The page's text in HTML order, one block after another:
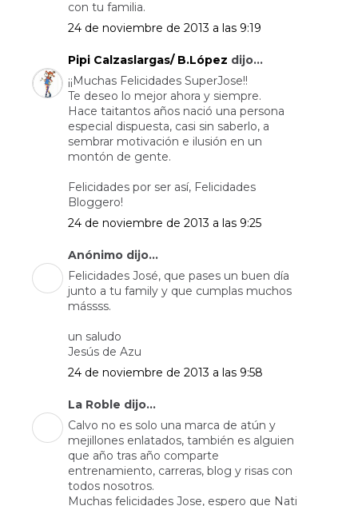
con tu familia.
24 de noviembre de 2013 a las 9:19
Pipi Calzaslargas/ B.López dijo...
¡¡Muchas Felicidades SuperJose!!
Te deseo lo mejor ahora y siempre.
Hace taitantos años nació una persona
especial dispuesta, casi sin saberlo, a
sembrar motivación e ilusión en un
montón de gente.
Felicidades por ser así, Felicidades
Bloggero!
24 de noviembre de 2013 a las 9:25
Anónimo dijo...
Felicidades José, que pases un buen día
junto a tu family y que cumplas muchos
mássss.
un saludo
Jesús de Azu
24 de noviembre de 2013 a las 9:58
La Roble dijo...
Calvo no es solo una marca de atún y
mejillones enlatados, también es alguien
que año tras año comparte
entrenamiento, carreras, blog y risas con
todos nosotros.
Muchas felicidades Jose, espero que Nati